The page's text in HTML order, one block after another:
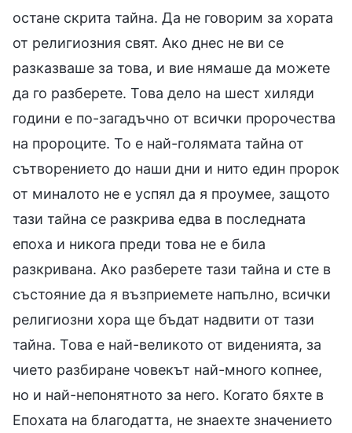
остане скрита тайна. Да не говорим за хората
от религиозния свят. Ако днес не ви се
разказваше за това, и вие нямаше да можете
да го разберете. Това дело на шест хиляди
години е по-загадъчно от всички пророчества
на пророците. То е най-голямата тайна от
сътворението до наши дни и нито един пророк
от миналото не е успял да я проумее, защото
тази тайна се разкрива едва в последната
епоха и никога преди това не е била
разкривана. Ако разберете тази тайна и сте в
състояние да я възприемете напълно, всички
религиозни хора ще бъдат надвити от тази
тайна. Това е най-великото от виденията, за
чието разбиране човекът най-много копнее,
но и най-непонятното за него. Когато бяхте в
Епохата на благодатта, не знаехте значението